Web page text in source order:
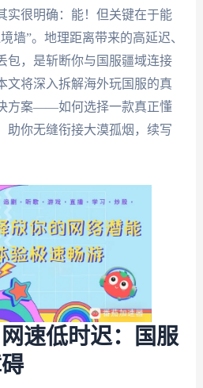
实很明确：能！但关键在于能
墙”。地理距离带来的高延迟、
包，是斩断你与国服疆域连接
文将深入拆解海外玩国服的真
方案——如何选择一款真正懂
助你无缝衔接大漠孤烟，续写
速低时迟：国服